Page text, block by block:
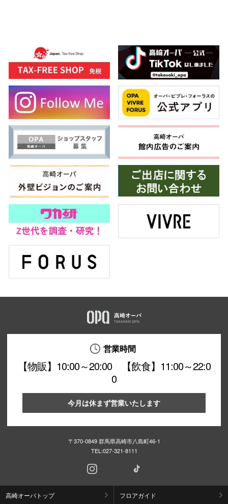
営業時間
【物販】10:00～20:00 【飲食】11:00～22:0
0
今月は休まず営業いたします
〒370-0849 群馬県高崎市八島町46-1
TEL:027-321-8111
高崎オーパトップ フロアガイド